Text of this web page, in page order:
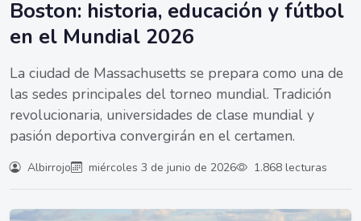
Boston: historia, educación y fútbol
en el Mundial 2026
La ciudad de Massachusetts se prepara como una de
las sedes principales del torneo mundial. Tradición
revolucionaria, universidades de clase mundial y
pasión deportiva convergirán en el certamen.
Albirrojo miércoles 3 de junio de 2026 1.868 lecturas